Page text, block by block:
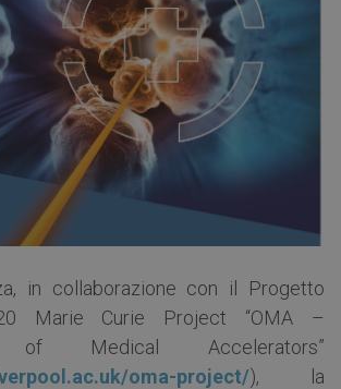
in collaborazione con il Progetto
Marie Curie Project “OMA –
of Medical Accelerators”
oma-project/), la